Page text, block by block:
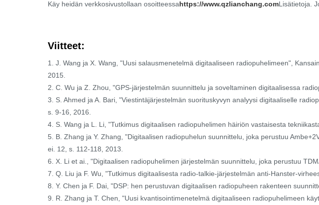
Käy heidän verkkosivustollaan osoitteessahttps://www.qzlianchang.comLisätietoja.
Viitteet:
1. J. Wang ja X. Wang, "Uusi salausmenetelmä digitaaliseen radiopuhelimeen",
2015.
2. C. Wu ja Z. Zhou, "GPS-järjestelmän suunnittelu ja soveltaminen digitaalisessa
3. S. Ahmed ja A. Bari, "Viestintäjärjestelmän suorituskyvyn analyysi digitaaliselle
s. 9-16, 2016.
4. S. Wang ja L. Li, "Tutkimus digitaalisen radiopuhelimen häiriön vastaisesta
5. B. Zhang ja Y. Zhang, "Digitaalisen radiopuhelun suunnittelu, joka perustuu
ei. 12, s. 112-118, 2013.
6. X. Li et ai., "Digitaalisen radiopuhelimen järjestelmän suunnittelu, joka perustuu
7. Q. Liu ja F. Wu, "Tutkimus digitaalisesta radio-talkie-järjestelmän anti-Hanster-
8. Y. Chen ja F. Dai, "DSP: hen perustuvan digitaalisen radiopuheen rakenteen
9. R. Zhang ja T. Chen, "Uusi kvantisointimenetelmä digitaaliseen radiopuhelimeen